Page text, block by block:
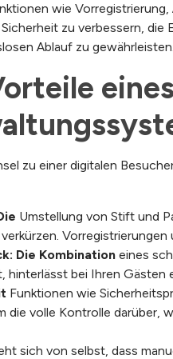
wie
zu verbessern,
Ablauf zu gewährleisten.
eines
zu einer digitalen
Umstellung von Stift und
Die Kombination eines
hinterlässt bei Ihren
Funktionen wie
die volle Kontrolle darüber,
sich von selbst, dass